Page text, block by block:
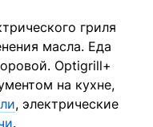
гриля
масла. Еда
Optigrill+
на кухне,
, электрические
.